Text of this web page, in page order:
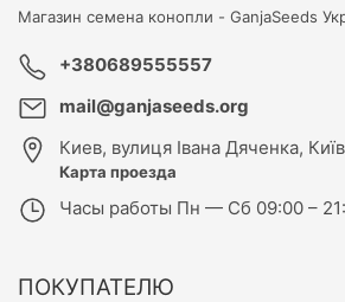
Магазин семена конопли - GanjaSeeds
+380689555557
mail@ganjaseeds.org
Киев, вулиця Івана Дяченка,
Карта проезда
Часы работы Пн — Сб 09:00 –
ПОКУПАТЕЛЮ